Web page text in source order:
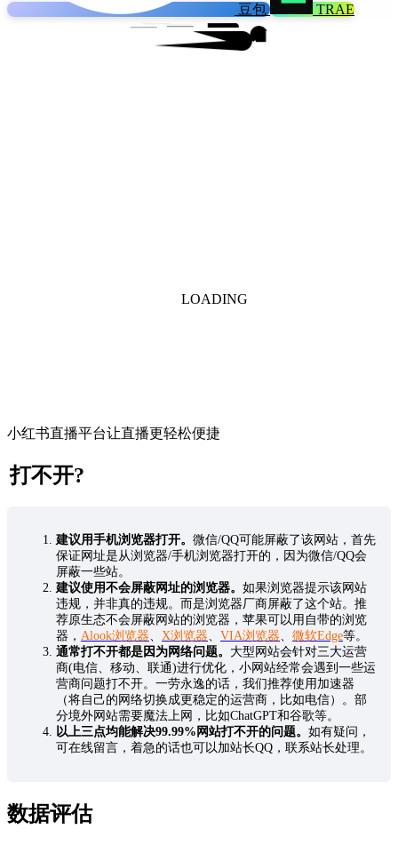
LOADING
豆包 TRAE
小红书直播平台让直播更轻松便捷
打不开?
建议用手机浏览器打开。 微信/QQ可能屏蔽了该网站，首先
保证网址是从浏览器/手机浏览器打开的，因为微信/QQ会
屏蔽一些站。
建议使用不会屏蔽网址的浏览器。 如果浏览器提示该网站
违规，并非真的违规。而是浏览器厂商屏蔽了这个站。推
荐原生态不会屏蔽网站的浏览器，苹果可以用自带的浏览
器， Alook浏览器、 X浏览器、 VIA浏览器、 微软Edge等。
通常打不开都是因为网络问题。 大型网站会针对三大运营
商(电信、移动、联通)进行优化，小网站经常会遇到一些运
营商问题打不开。一劳永逸的话，我们推荐使用加速器
（将自己的网络切换成更稳定的运营商，比如电信）。部
分境外网站需要魔法上网，比如ChatGPT和谷歌等。
以上三点均能解决99.99%网站打不开的问题。 如有疑问，
可在线留言，着急的话也可以加站长QQ，联系站长处理。
数据评估